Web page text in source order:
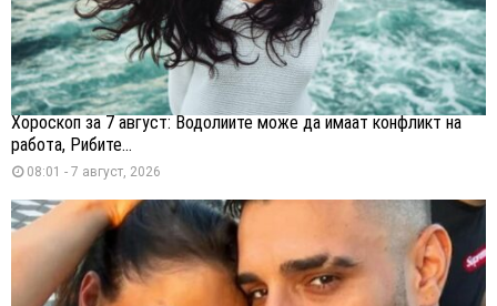
Хороскоп за 7 август: Водолиите може да имаат конфликт на
работа, Рибите...
08:01 - 7 август, 2026